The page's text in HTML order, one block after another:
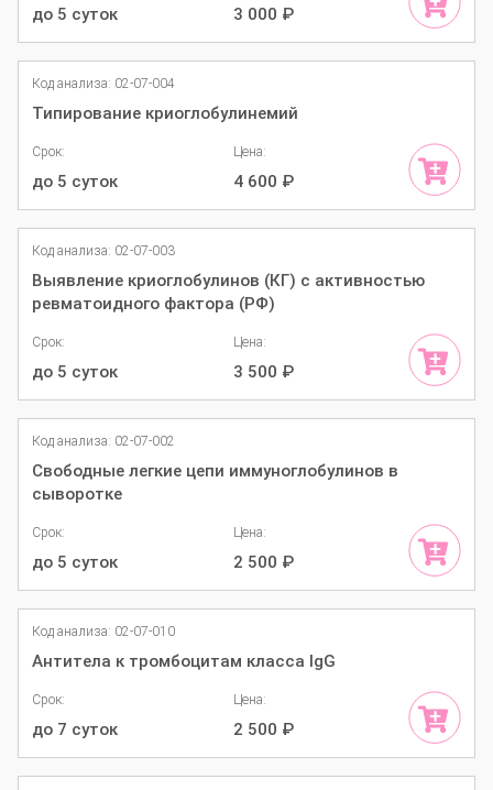
до 5 суток 3 000 ₽
Код анализа: 02-07-004
Типирование криоглобулинемий
Срок:
до 5 суток
Цена:
4 600 ₽
Код анализа: 02-07-003
Выявление криоглобулинов (КГ) с активностью
ревматоидного фактора (РФ)
Срок:
до 5 суток
Цена:
3 500 ₽
Код анализа: 02-07-002
Свободные легкие цепи иммуноглобулинов в
сыворотке
Срок:
до 5 суток
Цена:
2 500 ₽
Код анализа: 02-07-010
Антитела к тромбоцитам класса IgG
Срок:
до 7 суток
Цена:
2 500 ₽